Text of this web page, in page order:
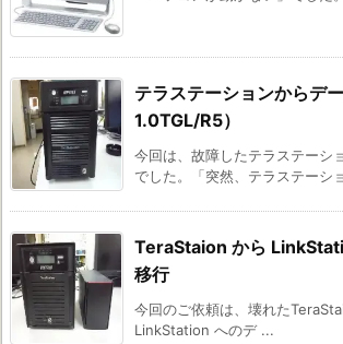
テラステーションからデ
1.0TGL/R5）
今回は、故障したテラステーシ
でした。「突然、テラステーシ
TeraStaion から
移行
今回のご依頼は、壊れた
LinkStation へのデ ...